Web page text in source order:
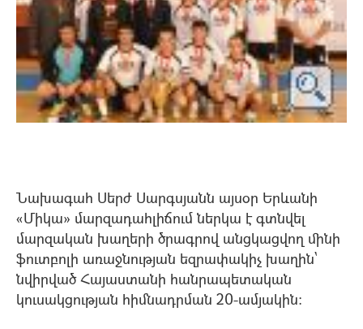
Նախագահ Սերժ Սարգսյանն այսօր Երևանի
«Միկա» մարզադահլիճում ներկա է գտնվել
մարզական խաղերի ծրագրով անցկացվող մինի
ֆուտբոլի առաջնության եզրափակիչ խաղին`
նվիրված Հայաստանի հանրապետական
կուսակցության հիմնադրման 20-ամյակին: